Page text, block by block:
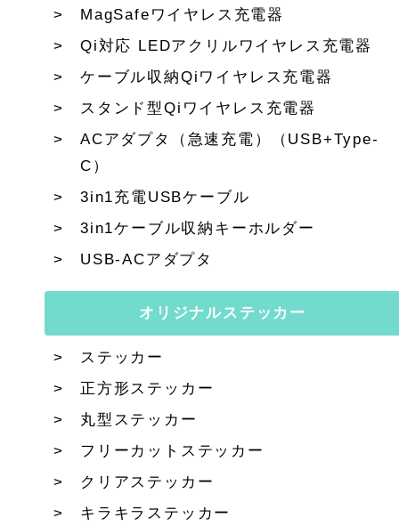
MagSafeワイヤレス充電器
Qi対応 LEDアクリルワイヤレス充電器
ケーブル収納Qiワイヤレス充電器
スタンド型Qiワイヤレス充電器
ACアダプタ（急速充電）（USB+Type-
C）
3in1充電USBケーブル
3in1ケーブル収納キーホルダー
USB-ACアダプタ
オリジナルステッカー
ステッカー
正方形ステッカー
丸型ステッカー
フリーカットステッカー
クリアステッカー
キラキラステッカー